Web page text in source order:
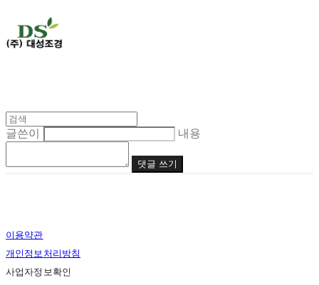
글쓴이 내용
댓글 쓰기
이용약관
개인정보처리방침
사업자정보확인